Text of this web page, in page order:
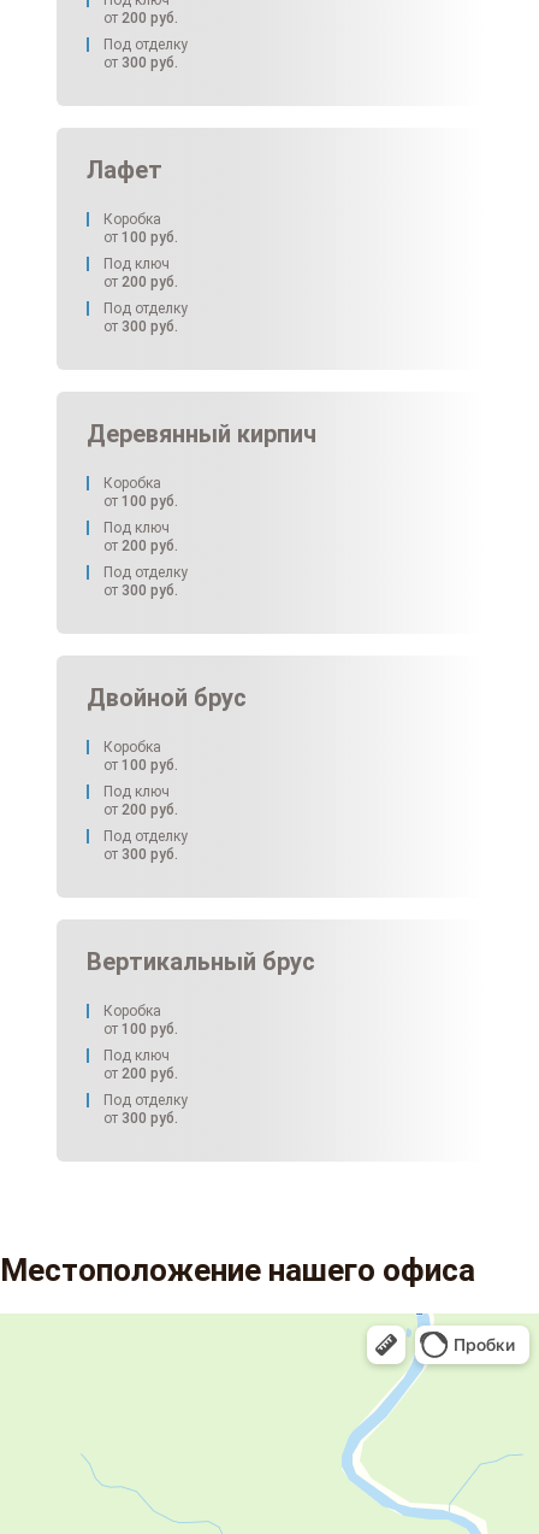
от 200 руб.
Под отделку
от 300 руб.
Лафет
Коробка
от 100 руб.
Под ключ
от 200 руб.
Под отделку
от 300 руб.
Деревянный кирпич
Коробка
от 100 руб.
Под ключ
от 200 руб.
Под отделку
от 300 руб.
Двойной брус
Коробка
от 100 руб.
Под ключ
от 200 руб.
Под отделку
от 300 руб.
Вертикальный брус
Коробка
от 100 руб.
Под ключ
от 200 руб.
Под отделку
от 300 руб.
Местоположение нашего офиса